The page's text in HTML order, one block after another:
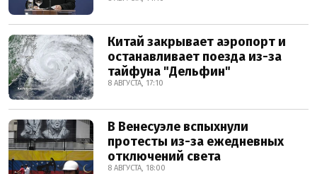
Китай закрывает аэропорт и
останавливает поезда из-за
тайфуна "Дельфин"
8 АВГУСТА, 17:10
В Венесуэле вспыхнули
протесты из-за ежедневных
отключений света
8 АВГУСТА, 18:00